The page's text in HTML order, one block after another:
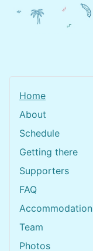
Home
About
Schedule
Getting there
Supporters
FAQ
Accommodation
Team
Photos